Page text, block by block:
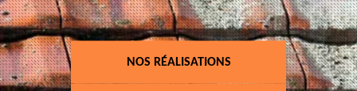
NOS RÉALISATIONS